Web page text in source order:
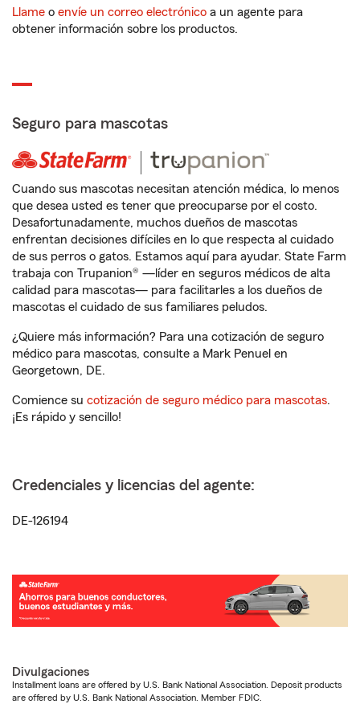
Llame o envíe un correo electrónico a un agente para
obtener información sobre los productos.
Seguro para mascotas
Cuando sus mascotas necesitan atención médica, lo menos
que desea usted es tener que preocuparse por el costo.
Desafortunadamente, muchos dueños de mascotas
enfrentan decisiones difíciles en lo que respecta al cuidado
de sus perros o gatos. Estamos aquí para ayudar. State Farm
trabaja con Trupanion® —líder en seguros médicos de alta
calidad para mascotas— para facilitarles a los dueños de
mascotas el cuidado de sus familiares peludos.
¿Quiere más información? Para una cotización de seguro
médico para mascotas, consulte a Mark Penuel en
Georgetown, DE.
Comience su cotización de seguro médico para mascotas.
¡Es rápido y sencillo!
Credenciales y licencias del agente:
DE-126194
Divulgaciones
Installment loans are offered by U.S. Bank National Association. Deposit products
are offered by U.S. Bank National Association. Member FDIC.